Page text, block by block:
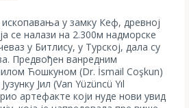
у замку Кеф, древној
се налази на 2.300м надморске
у Битлису, у Турској, дала су
Предвођен ванредним
Ћошкуном (Dr. İsmail Coşkun)
Јил (Van Yüzüncü Yıl
артефакте који нуде нови увид